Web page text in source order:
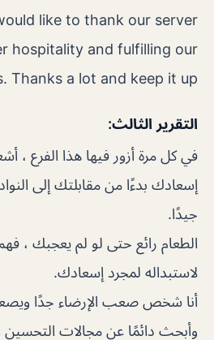
like to thank our server
hospitality and fulfilling our
Thanks a lot and keep it up
التقرير الثالث:
في كل مرة أزور فيها هذا الفرع ،
إسعادك بدءًا من مقابلتك إلى
جيدًا.
الطعام رائع حتى لو لم يعجبك ،
لاستبداله لمجرد إسعادك.
أنا شخص صعب الإرضاء جدًا
وأبحث دائمًا عن مجالات التحسين